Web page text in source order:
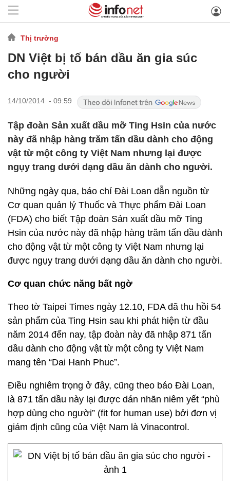
Thị trường
DN Việt bị tố bán dầu ăn gia súc
cho người
14/10/2014 - 09:59
Tập đoàn Sản xuất dầu mỡ Ting Hsin của nước
này đã nhập hàng trăm tấn dầu dành cho động
vật từ một công ty Việt Nam nhưng lại được
ngụy trang dưới dạng dầu ăn dành cho người.
Những ngày qua, báo chí Đài Loan dẫn nguồn từ
Cơ quan quản lý Thuốc và Thực phẩm Đài Loan
(FDA) cho biết Tập đoàn Sản xuất dầu mỡ Ting
Hsin của nước này đã nhập hàng trăm tấn dầu dành
cho động vật từ một công ty Việt Nam nhưng lại
được ngụy trang dưới dạng dầu ăn dành cho người.
Cơ quan chức năng bất ngờ
Theo tờ Taipei Times ngày 12.10, FDA đã thu hồi 54
sản phẩm của Ting Hsin sau khi phát hiện từ đầu
năm 2014 đến nay, tập đoàn này đã nhập 871 tấn
dầu dành cho động vật từ một công ty Việt Nam
mang tên “Dai Hanh Phuc”.
Điều nghiêm trọng ở đây, cũng theo báo Đài Loan,
là 871 tấn dầu này lại được dán nhãn niêm yết “phù
hợp dùng cho người” (fit for human use) bởi đơn vị
giám định cũng của Việt Nam là Vinacontrol.